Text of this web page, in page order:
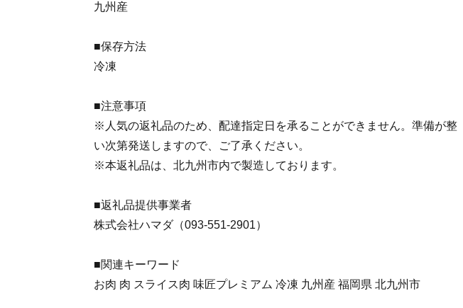
九州産
■保存方法
冷凍
■注意事項
※人気の返礼品のため、配達指定日を承ることができません。準備が整
い次第発送しますので、ご了承ください。
※本返礼品は、北九州市内で製造しております。
■返礼品提供事業者
株式会社ハマダ（093-551-2901）
■関連キーワード
お肉 肉 スライス肉 味匠プレミアム 冷凍 九州産 福岡県 北九州市